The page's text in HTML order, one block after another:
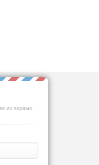
из первых,